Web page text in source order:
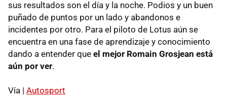
sus resultados son el día y la noche. Podios y un buen
puñado de puntos por un lado y abandonos e
incidentes por otro. Para el piloto de Lotus aún se
encuentra en una fase de aprendizaje y conocimiento
dando a entender que el mejor Romain Grosjean está
aún por ver.
Vía | Autosport